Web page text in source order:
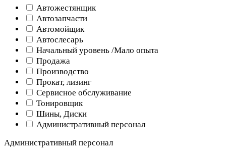
Автожестянщик
Автозапчасти
Автомойщик
Автослесарь
Начальный уровень /Мало опыта
Продажа
Производство
Прокат, лизинг
Сервисное обслуживание
Тонировщик
Шины, Диски
Административный персонал
Административный персонал